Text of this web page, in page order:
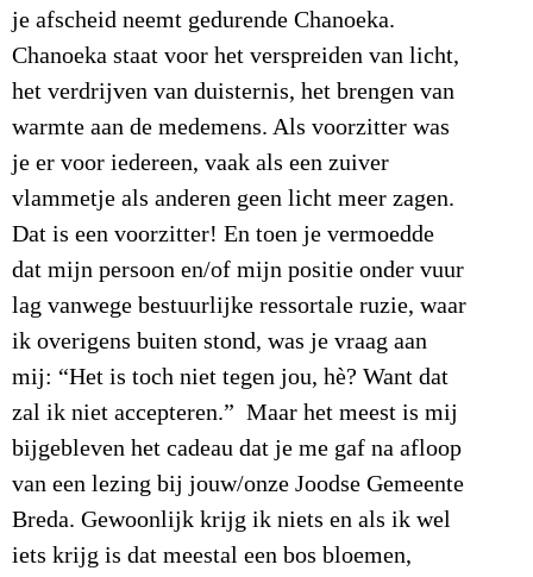
je afscheid neemt gedurende Chanoeka.
Chanoeka staat voor het verspreiden van licht,
het verdrijven van duisternis, het brengen van
warmte aan de medemens. Als voorzitter was
je er voor iedereen, vaak als een zuiver
vlammetje als anderen geen licht meer zagen.
Dat is een voorzitter! En toen je vermoedde
dat mijn persoon en/of mijn positie onder vuur
lag vanwege bestuurlijke ressortale ruzie, waar
ik overigens buiten stond, was je vraag aan
mij: “Het is toch niet tegen jou, hè? Want dat
zal ik niet accepteren.” Maar het meest is mij
bijgebleven het cadeau dat je me gaf na afloop
van een lezing bij jouw/onze Joodse Gemeente
Breda. Gewoonlijk krijg ik niets en als ik wel
iets krijg is dat meestal een bos bloemen,